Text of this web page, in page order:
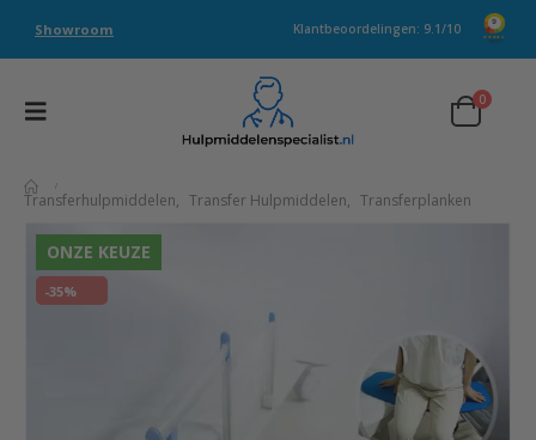
Showroom Klantbeoordelingen: 9.1/10
0
Transferhulpmiddelen, Transfer Hulpmiddelen, Transferplanken
ONZE KEUZE
-35%